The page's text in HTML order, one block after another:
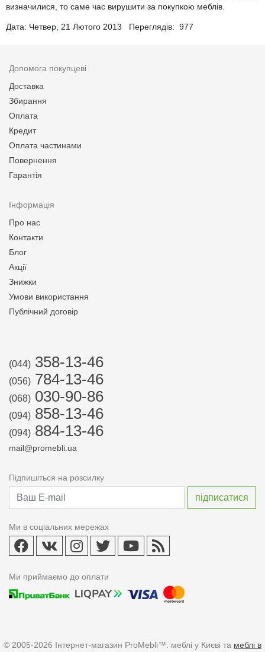
визначилися, то саме час вирушити за покупкою меблів.
Дата: Четвер, 21 Лютого 2013 Переглядів: 977
Допомога покупцеві
Доставка
Збирання
Оплата
Кредит
Оплата частинами
Повернення
Гарантія
Інформація
Про нас
Контакти
Блог
Акції
Знижки
Умови використання
Публічний договір
(044) 358-13-46
(056) 784-13-46
(068) 030-90-86
(094) 858-13-46
(094) 884-13-46
mail@promebli.ua
Підпишіться на розсилку
Ми в соціальних мережах
Ми приймаємо до оплати
© 2005-2026 Інтернет-магазин ProMebli™: меблі у Києві та меблі в